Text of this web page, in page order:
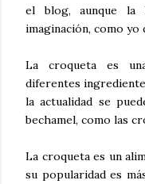
el blog, aunque la
imaginación, como yo
La croqueta es
diferentes
la actualidad se
bechamel, como las
La croqueta es un
su popularidad es